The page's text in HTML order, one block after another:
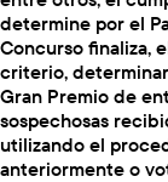
determine por el
Concurso finaliza,
criterio,
Gran Premio de
sospechosas
utilizando el
anteriormente o